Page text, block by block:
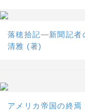
落穂拾記―新聞記者
清雅 (著)
アメリカ帝国の終